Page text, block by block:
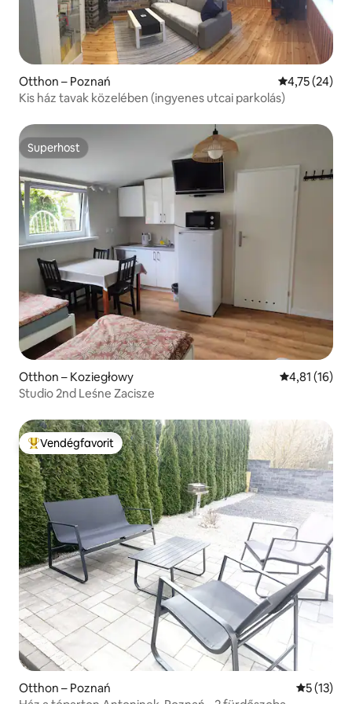
Otthon – Poznań Átlagos
4,75 (24)
Kis ház tavak közelében (ingyenes utcai parkolás)
Superhost
Superhost
Otthon – Koziegłowy Átlagos
4,81 (16)
Studio 2nd Leśne Zacisze
Kiemelt vendégfavorit
Vendégfavorit
Otthon – Poznań Átlagos
5 (13)